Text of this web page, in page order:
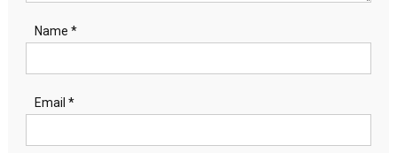
Name *
Email *